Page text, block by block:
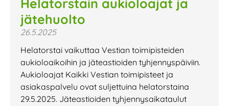
jätehuolto
26.5.2025
Helatorstai vaikuttaa Vestian toimipisteiden
aukioloaikoihin ja jäteastioiden tyhjennyspäiviin.
Aukioloajat Kaikki Vestian toimipisteet ja
asiakaspalvelu ovat suljettuina helatorstaina
29.5.2025. Jäteastioiden tyhjennysaikataulut